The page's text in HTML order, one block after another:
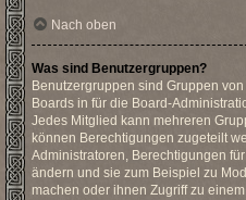
Nach oben
Was sind Benutzergruppen?
Benutzergruppen sind Gruppen
Boards in für die Board-
Jedes Mitglied kann mehreren
können Berechtigungen zugeteilt
Administratoren, Berechtigungen
ändern und sie zum Beispiel zu
machen oder ihnen Zugriff zu